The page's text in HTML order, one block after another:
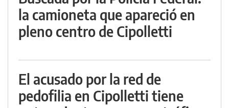
la camioneta que apareció en
pleno centro de Cipolletti
El acusado por la red de
pedofilia en Cipolletti tiene